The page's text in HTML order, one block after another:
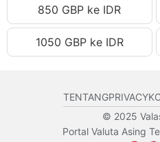
90.36 GBP
90.37 GBP
90.38 GBP
90.40 GBP
90.41 GBP
850 GBP ke IDR
1050 GBP ke IDR
TENTANGPRIVACY
© 2025
Portal Valuta Asing